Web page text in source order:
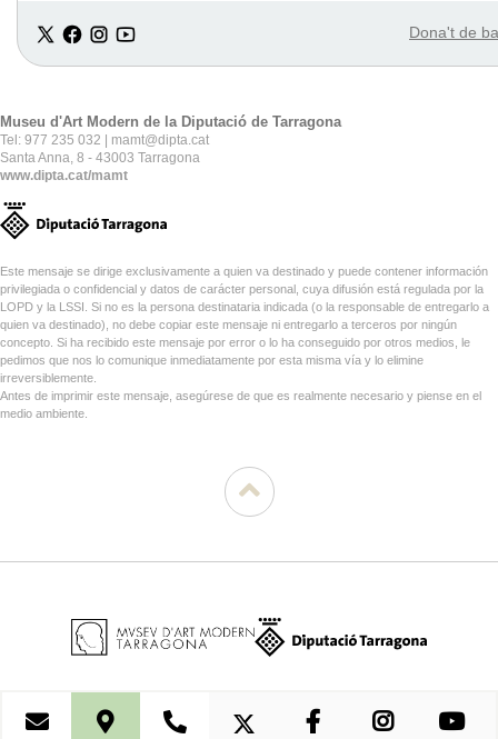
Dona't de
Museu d'Art Modern de la Diputació de Tarragona
Tel: 977 235 032 | mamt@dipta.cat
Santa Anna, 8 - 43003 Tarragona
www.dipta.cat/mamt
Este mensaje se dirige exclusivamente a quien va destinado y puede contener información
privilegiada o confidencial y datos de carácter personal, cuya difusión está regulada por la
LOPD y la LSSI. Si no es la persona destinataria indicada (o la responsable de entregarlo a
quien va destinado), no debe copiar este mensaje ni entregarlo a terceros por ningún
concepto. Si ha recibido este mensaje por error o lo ha conseguido por otros medios, le
pedimos que nos lo comunique inmediatamente por esta misma vía y lo elimine
irreversiblemente.
Antes de imprimir este mensaje, asegúrese de que es realmente necesario y piense en el
medio ambiente.